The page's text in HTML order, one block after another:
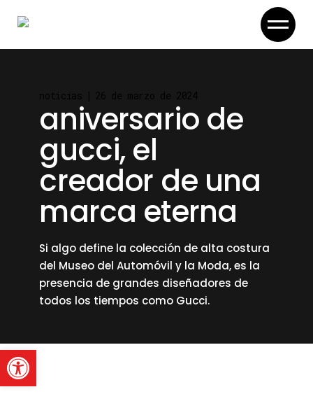
aniversario de
gucci, el
creador de una
marca eterna
Si algo define la colección de alta costura
del Museo del Automóvil y la Moda, es la
presencia de grandes diseñadores de
todos los tiempos como Gucci.
read more
Abrir barra de